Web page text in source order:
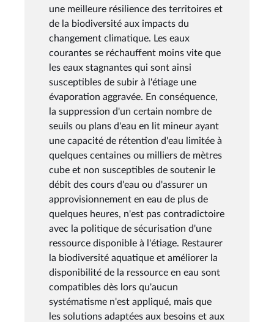
une meilleure résilience des territoires et
de la biodiversité aux impacts du
changement climatique. Les eaux
courantes se réchauffent moins vite que
les eaux stagnantes qui sont ainsi
susceptibles de subir à l'étiage une
évaporation aggravée. En conséquence,
la suppression d'un certain nombre de
seuils ou plans d'eau en lit mineur ayant
une capacité de rétention d'eau limitée à
quelques centaines ou milliers de mètres
cube et non susceptibles de soutenir le
débit des cours d'eau ou d'assurer un
approvisionnement en eau de plus de
quelques heures, n'est pas contradictoire
avec la politique de sécurisation d'une
ressource disponible à l'étiage. Restaurer
la biodiversité aquatique et améliorer la
disponibilité de la ressource en eau sont
compatibles dès lors qu'aucun
systématisme n'est appliqué, mais que
les solutions adaptées aux besoins et aux